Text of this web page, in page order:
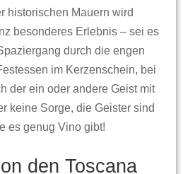
historischen Mauern wird
besonderes Erlebnis – sei es
durch die engen
im Kerzenschein, bei
der ein oder andere Geist mit
keine Sorge, die Geister sind
es genug Vino gibt!
den Toscana